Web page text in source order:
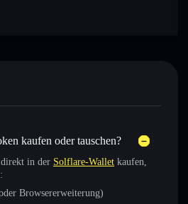
kaufen oder tauschen?
direkt in der Solflare-Wallet kaufen,
Browsererweiterung)